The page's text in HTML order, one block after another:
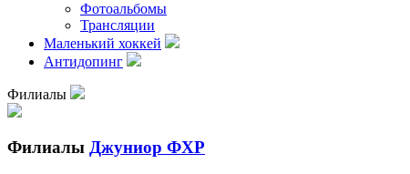
Фотоальбомы
Трансляции
Маленький хоккей
Антидопинг
Филиалы
Филиалы Джуниор ФХР